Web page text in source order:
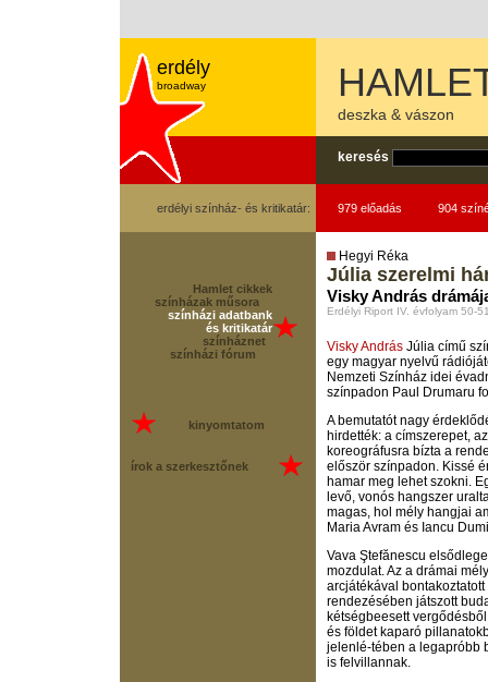
erdély
broadway
deszka & vászon
keresés
erdélyi színház- és kritikatár: 979 előadás 904
Hegyi Réka
Júlia szerelmi
Visky András
Erdélyi Riport IV. évfolyam 50-
Visky András Júlia című
egy magyar nyelvű
Nemzeti Színház idei
színpadon Paul Drumaru
A bemutatót nagy
hirdették: a címszerepet,
koreográfusra bízta a
először színpadon. Kissé
hamar meg lehet szokni.
levő, vonós hangszer
magas, hol mély hangjai
Maria Avram és Iancu
Vava Ştefănescu
mozdulat. Az a drámai
arcjátékával
rendezésében játszott
kétségbeesett
és földet kaparó
jelenlé-tében a legapróbb
is felvillannak.
Hamlet cikkek
színházak műsora
színházi adatbank
és kritikatár
színháznet
színházi fórum
kinyomtatom
írok a szerkesztőnek